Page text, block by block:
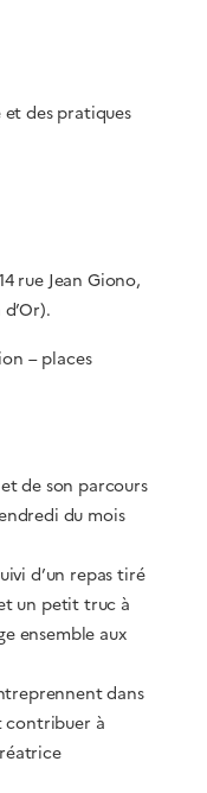
et des pratiques
rue Jean Giono,
– places
de son parcours
du mois
d’un repas tiré
un petit truc à
ensemble aux
dans
contribuer à